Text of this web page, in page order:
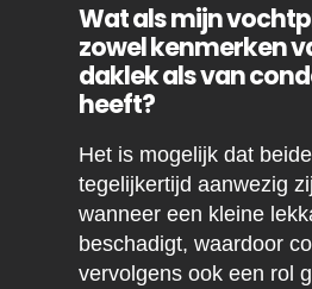
Wat als mijn
zowel kenmerken
daklek als van
heeft?
Het is mogelijk dat
tegelijkertijd aanwezig
wanneer een kleine
beschadigt, waardoor
vervolgens ook een rol